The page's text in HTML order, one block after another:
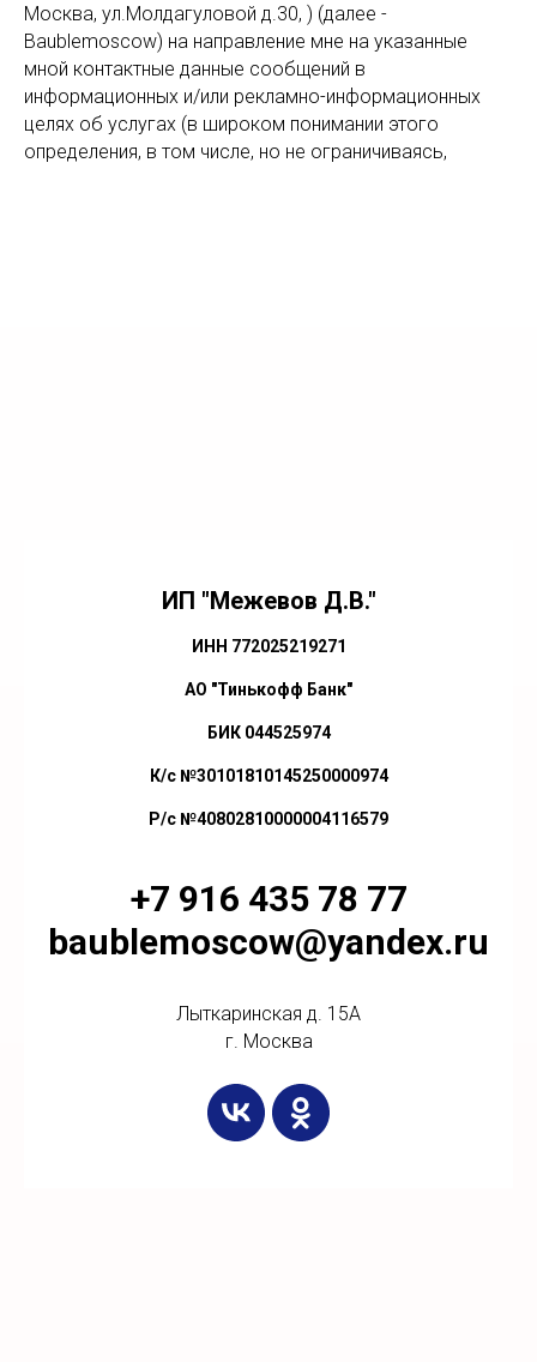
Москва, ул.Молдагуловой д.30, ) (далее -
Baublemoscow) на направление мне на указанные
мной контактные данные сообщений в
информационных и/или рекламно-информационных
целях об услугах (в широком понимании этого
определения, в том числе, но не ограничиваясь,
ИП "Межевов Д.В."
ИНН 772025219271
АО "Тинькофф Банк"
БИК 044525974
К/с №30101810145250000974
Р/с №40802810000004116579
+7 916 435 78 77
baublemoscow@yandex.ru
Лыткаринская д. 15А
г. Москва